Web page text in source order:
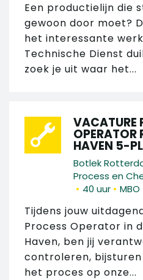
Een productielijn die
gewoon door moet?
het interessante
Technische Dienst
zoek je uit waar het...
VACATURE
OPERATOR
HAVEN 5-
Botlek
Process en
• 40 uur • MBO
Tijdens jouw
Process Operator in
Haven, ben jij
controleren,
het proces op onze...